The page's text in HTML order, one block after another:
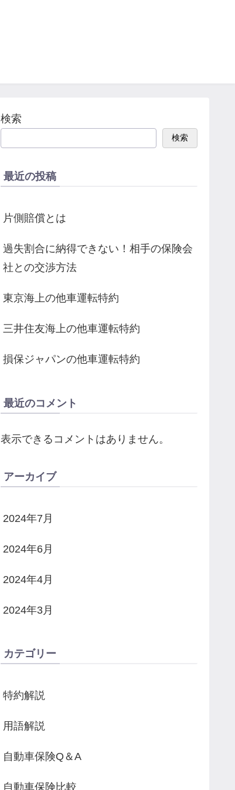
検索
検索
最近の投稿
片側賠償とは
過失割合に納得できない！相手の保険会
社との交渉方法
東京海上の他車運転特約
三井住友海上の他車運転特約
損保ジャパンの他車運転特約
最近のコメント
表示できるコメントはありません。
アーカイブ
2024年7月
2024年6月
2024年4月
2024年3月
カテゴリー
特約解説
用語解説
自動車保険Q＆A
自動車保険比較